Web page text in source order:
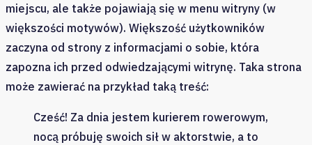
miejscu, ale także pojawiają się w menu witryny (w
większości motywów). Większość użytkowników
zaczyna od strony z informacjami o sobie, która
zapozna ich przed odwiedzającymi witrynę. Taka strona
może zawierać na przykład taką treść:
Cześć! Za dnia jestem kurierem rowerowym,
nocą próbuję swoich sił w aktorstwie, a to